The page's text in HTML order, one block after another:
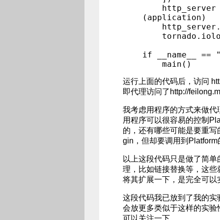
http_server =
(application)
if __name__ ==
main()
运行上面的代码后，访问
即代理访问了http://
我考虑用程序的方式来做
用程序可以很容易的控制
的，还有哪些可能是要重
gin，但却要调用到Platform
以上这段代码只是做了简
理，比如链接替换等，这
将其扩展一下，是完全可
这段代码我已放到了我的实
会放更多类似于这样的实
可以关注一下。